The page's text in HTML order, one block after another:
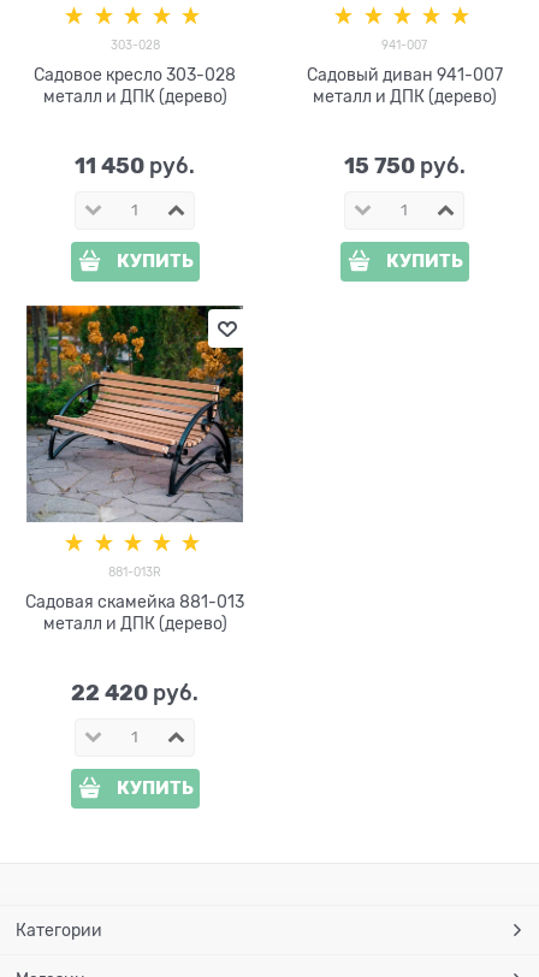
303-028
Садовое кресло 303-028
металл и ДПК (дерево)
11 450 руб.
КУПИТЬ
941-007
Садовый диван 941-007
металл и ДПК (дерево)
15 750 руб.
КУПИТЬ
881-013R
Садовая скамейка 881-013
металл и ДПК (дерево)
22 420 руб.
КУПИТЬ
Категории